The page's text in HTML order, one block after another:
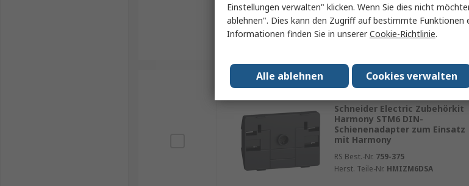
Beim Hersteller auf Lager
Schneider Electric Zubehörkit
Harmony STM6 DIN-
Schienenadapter zum Einsatz
mit Harmony
RS Best.-Nr. 759-375
Herst. Teile-Nr. HMIZM6DSA
Einstellungen verwalten" klicken. Wenn Sie dies nicht
ablehnen". Dies kann den Zugriff auf bestimmte Funktionen
Informationen finden Sie in unsererCookie-Richtlinie.
Cookies verwalten
Alle ablehnen